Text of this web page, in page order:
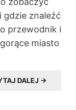
gdzie znaleźć
przewodnik i
miasto
DALEJ →